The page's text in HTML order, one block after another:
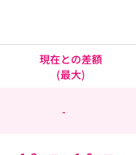
現在との差額
(最大)
-